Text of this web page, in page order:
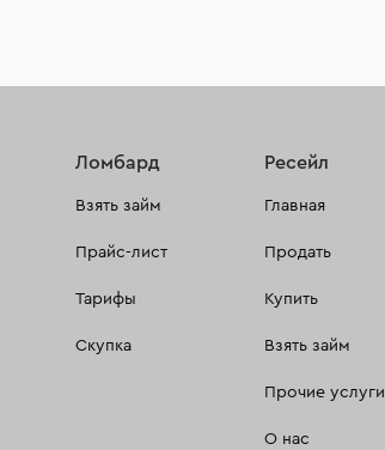
Ломбард
Взять займ
Прайс-лист
Тарифы
Скупка
Ресейл
Главная
Продать
Купить
Взять займ
Прочие услуги
О нас